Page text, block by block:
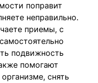
поправит
неправильно.
приемы, с
подвижность
помогают
снять